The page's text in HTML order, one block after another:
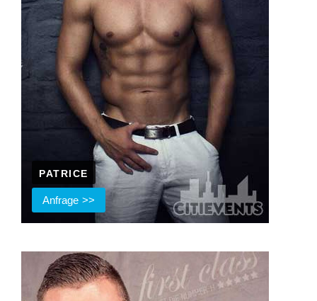
PATRICE
Anfrage